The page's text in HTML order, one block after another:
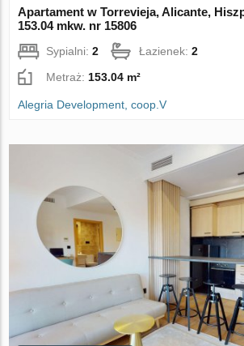
Apartament w Torrevieja, Alicante,
153.04 mkw. nr 15806
Sypialni:2 Łazienek:2
Metraż: 153.04 m²
Alegria Development, coop.V